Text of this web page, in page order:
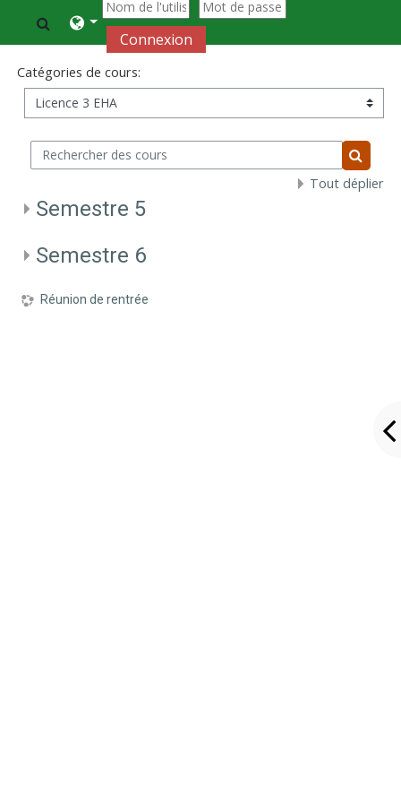
Passer au contenu principal
Activer/désactiver la saisie de recherche
Connexion
Catégories de cours:
Rechercher des cours
Tout déplier
Semestre 5
Semestre 6
Réunion de rentrée